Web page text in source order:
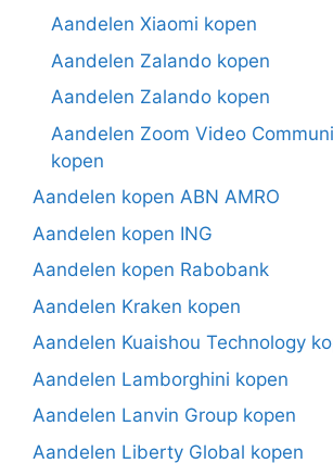
Aandelen Xiaomi kopen
Aandelen Zalando kopen
Aandelen Zalando kopen
Aandelen Zoom Video
kopen
Aandelen kopen ABN AMRO
Aandelen kopen ING
Aandelen kopen Rabobank
Aandelen Kraken kopen
Aandelen Kuaishou Technology
Aandelen Lamborghini kopen
Aandelen Lanvin Group kopen
Aandelen Liberty Global kopen